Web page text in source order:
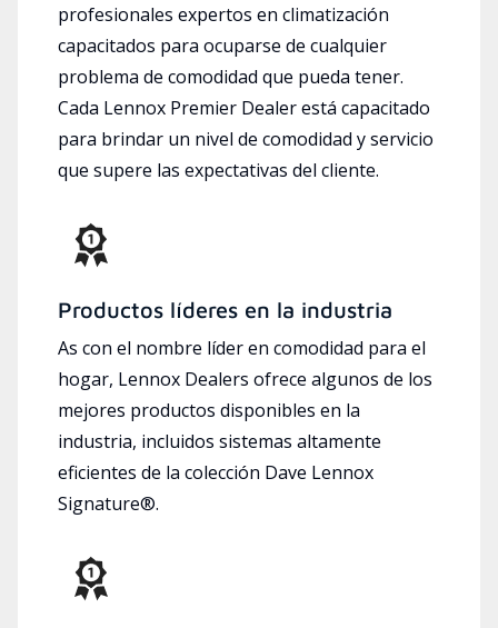
profesionales expertos en climatización
capacitados para ocuparse de cualquier
problema de comodidad que pueda tener.
Cada Lennox Premier Dealer está capacitado
para brindar un nivel de comodidad y servicio
que supere las expectativas del cliente.
Productos líderes en la industria
As con el nombre líder en comodidad para el
hogar, Lennox Dealers ofrece algunos de los
mejores productos disponibles en la
industria, incluidos sistemas altamente
eficientes de la colección Dave Lennox
Signature®.